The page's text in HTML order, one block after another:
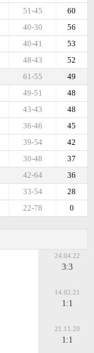
60
51-45
56
40-30
53
40-41
52
48-43
49
61-55
48
49-51
48
43-43
45
36-46
42
39-54
37
30-48
36
42-64
28
33-54
0
22-78
24.04.22
3:3
14.02.21
1:1
21.11.20
1:1